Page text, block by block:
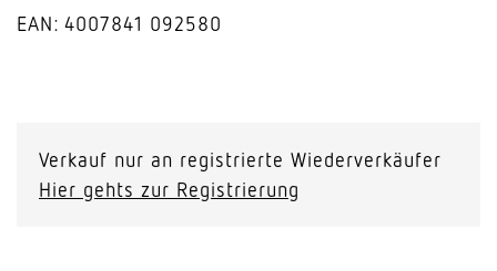
EAN: 4007841 092580
T32
neutralweiss
Verkauf nur an registrierte Wiederverkäufer
Hier gehts zur Registrierung